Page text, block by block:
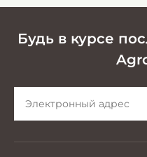
Будь в курсе